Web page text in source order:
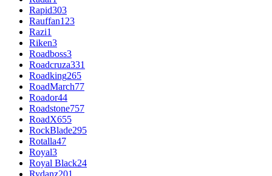
Rapid303
Rauffan123
Razi1
Riken3
Roadboss3
Roadcruza331
Roadking265
RoadMarch77
Roador44
Roadstone757
RoadX655
RockBlade295
Rotalla47
Royal3
Royal Black24
Rydanz201